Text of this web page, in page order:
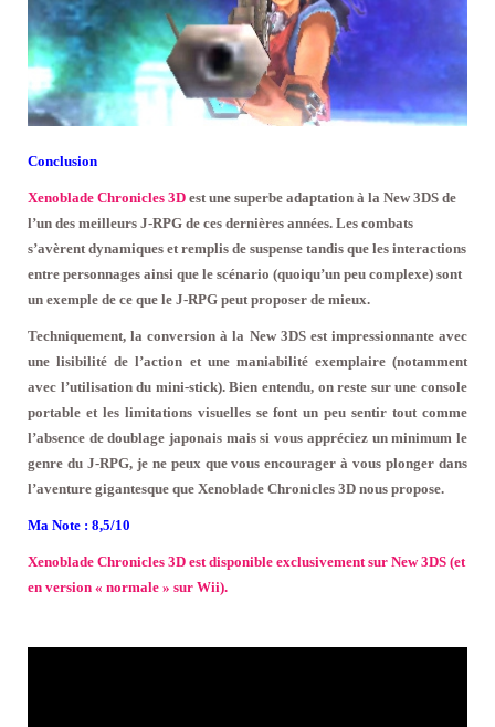
Conclusion
Xenoblade Chronicles 3D est une superbe adaptation à la New 3DS de
l’un des meilleurs J-RPG de ces dernières années. Les combats
s’avèrent dynamiques et remplis de suspense tandis que les interactions
entre personnages ainsi que le scénario (quoiqu’un peu complexe) sont
un exemple de ce que le J-RPG peut proposer de mieux.
Techniquement, la conversion à la New 3DS est impressionnante avec
une lisibilité de l’action et une maniabilité exemplaire (notamment
avec l’utilisation du mini-stick). Bien entendu, on reste sur une console
portable et les limitations visuelles se font un peu sentir tout comme
l’absence de doublage japonais mais si vous appréciez un minimum le
genre du J-RPG, je ne peux que vous encourager à vous plonger dans
l’aventure gigantesque que Xenoblade Chronicles 3D nous propose.
Ma Note : 8,5/10
Xenoblade Chronicles 3D est disponible exclusivement sur New 3DS (et
en version « normale » sur Wii).